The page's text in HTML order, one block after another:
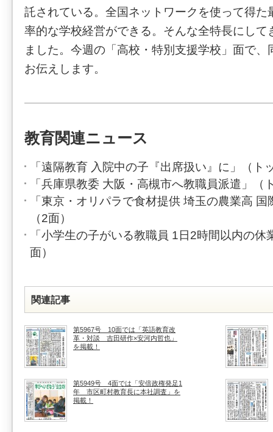
託されている。全国ネットワークを使って得た
率的な学校経営ができる。そんな全特長にして
ました。今週の「高校・特別支援学校」面で
お伝えします。
教育関連ニュース
「遠隔教育 入院中の子『出席扱い』に」（ト
「兵庫県教委 大阪・高槻市へ教職員派遣」（
「東京・オリパラで食材提供 埼玉の農業高
（2面）
「小学生の子がいる教職員 1日2時間以内の休
面）
関連記事
第5967号 10面では「英語教育改
革・対談 吉田研作×安河内哲也」
を掲載！
第5949号 4面では「安倍政権発足1
年 市区町村教育長に本社調査」を
掲載！